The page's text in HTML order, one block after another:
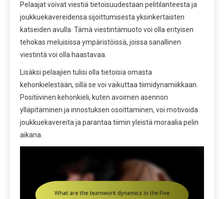
Pelaajat voivat viestiä tietoisuudestaan pelitilanteesta ja
joukkuekavereidensa sijoittumisesta yksinkertaisten
katseiden avulla. Tämä viestintämuoto voi olla erityisen
tehokas meluisissa ympäristöissä, joissa sanallinen
viestintä voi olla haastavaa.
Lisäksi pelaajien tulisi olla tietoisia omasta
kehonkielestään, sillä se voi vaikuttaa tiimidynamiikkaan.
Positiivinen kehonkieli, kuten avoimen asennon
ylläpitäminen ja innostuksen osoittaminen, voi motivoida
joukkuekavereita ja parantaa tiimin yleistä moraalia pelin
aikana.